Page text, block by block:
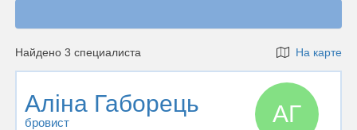
Найдено 3 специалиста На карте
Аліна Габорець
бровист АГ